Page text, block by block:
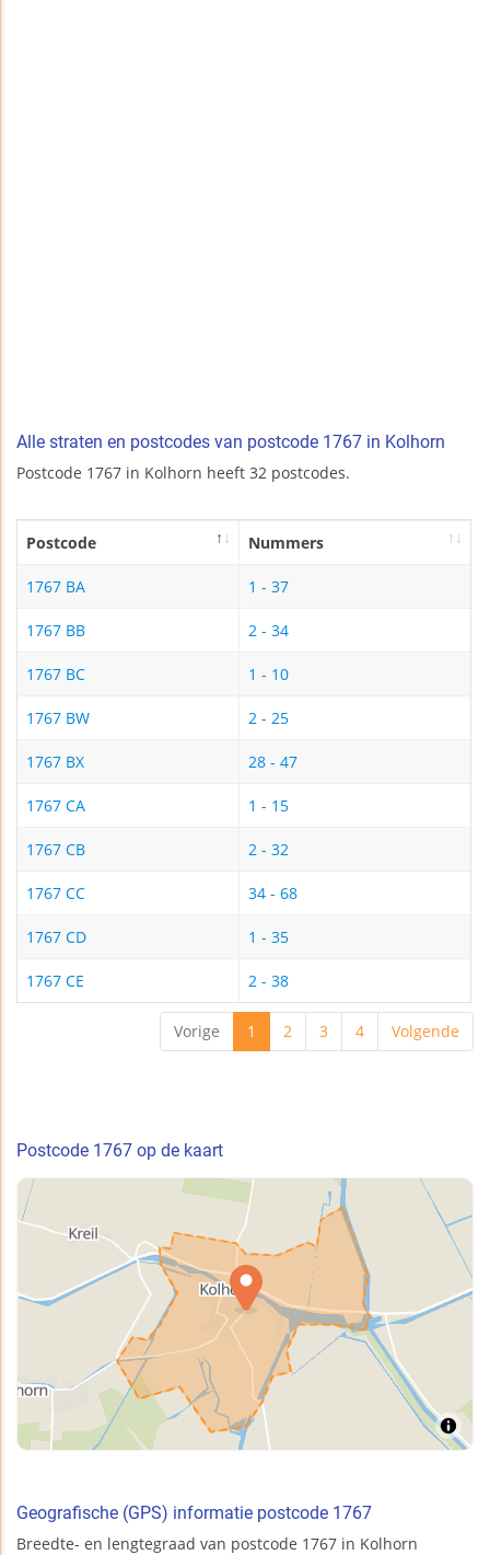
Alle straten en postcodes van postcode 1767 in Kolhorn
Postcode 1767 in Kolhorn heeft 32 postcodes.
Postcode Nummers
1767 BA 1 - 37
1767 BB 2 - 34
1767 BC 1 - 10
1767 BW 2 - 25
1767 BX 28 - 47
1767 CA 1 - 15
1767 CB 2 - 32
1767 CC 34 - 68
1767 CD 1 - 35
1767 CE 2 - 38
Vorige 1 2 3 4 Volgende
Postcode 1767 op de kaart
Geografische (GPS) informatie postcode 1767
Breedte- en lengtegraad van postcode 1767 in Kolhorn